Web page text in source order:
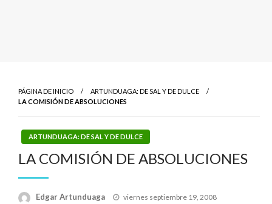
PÁGINA DE INICIO
ARTUNDUAGA: DE SAL Y DE DULCE
LA COMISIÓN DE ABSOLUCIONES
ARTUNDUAGA: DE SAL Y DE DULCE
LA COMISIÓN DE ABSOLUCIONES
Edgar Artunduaga
Publicado
viernes septiembre 19, 2008